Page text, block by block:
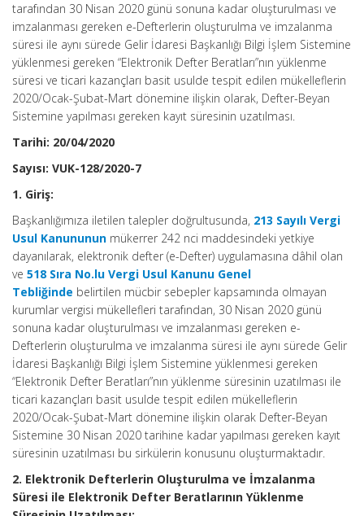
tarafından 30 Nisan 2020 günü sonuna kadar oluşturulması ve
imzalanması gereken e-Defterlerin oluşturulma ve imzalanma
süresi ile aynı sürede Gelir İdaresi Başkanlığı Bilgi İşlem Sistemine
yüklenmesi gereken “Elektronik Defter Beratları”nın yüklenme
süresi ve ticari kazançları basit usulde tespit edilen mükelleflerin
2020/Ocak-Şubat-Mart dönemine ilişkin olarak, Defter-Beyan
Sistemine yapılması gereken kayıt süresinin uzatılması.
Tarihi: 20/04/2020
Sayısı: VUK-128/2020-7
1. Giriş:
Başkanlığımıza iletilen talepler doğrultusunda, 213 Sayılı Vergi
Usul Kanununun mükerrer 242 nci maddesindeki yetkiye
dayanılarak, elektronik defter (e-Defter) uygulamasına dâhil olan
ve 518 Sıra No.lu Vergi Usul Kanunu Genel
Tebliğinde belirtilen mücbir sebepler kapsamında olmayan
kurumlar vergisi mükellefleri tarafından, 30 Nisan 2020 günü
sonuna kadar oluşturulması ve imzalanması gereken e-
Defterlerin oluşturulma ve imzalanma süresi ile aynı sürede Gelir
İdaresi Başkanlığı Bilgi İşlem Sistemine yüklenmesi gereken
“Elektronik Defter Beratları”nın yüklenme süresinin uzatılması ile
ticari kazançları basit usulde tespit edilen mükelleflerin
2020/Ocak-Şubat-Mart dönemine ilişkin olarak Defter-Beyan
Sistemine 30 Nisan 2020 tarihine kadar yapılması gereken kayıt
süresinin uzatılması bu sirkülerin konusunu oluşturmaktadır.
2. Elektronik Defterlerin Oluşturulma ve İmzalanma
Süresi ile Elektronik Defter Beratlarının Yüklenme